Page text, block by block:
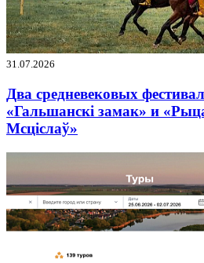
31.07.2026
Два средневековых
«Гальшанскі замак» и
Мсціслаў»